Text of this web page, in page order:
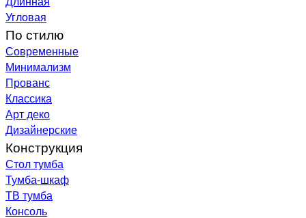
Угловая
По стилю
Современные
Минимализм
Прованс
Классика
Арт деко
Дизайнерские
Конструкция
Стол тумба
Тумба-шкаф
ТВ тумба
Консоль